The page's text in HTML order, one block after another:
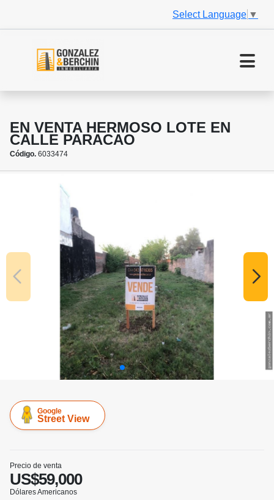
Select Language ▼
EN VENTA HERMOSO LOTE EN
CALLE PARACAO
Código. 6033474
Google
Street View
Precio de venta
US$59,000
Dólares Americanos